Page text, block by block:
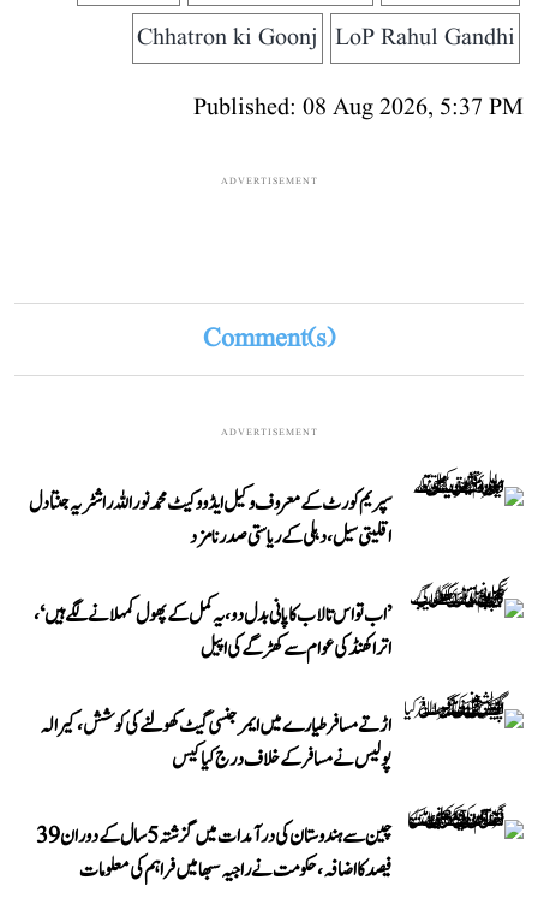
LoP Rahul Gandhi
Chhatron ki Goonj
Published: 08 Aug 2026, 5:37 PM
ADVERTISEMENT
Comment(s)
ADVERTISEMENT
سپریم کورٹ کے معروف وکیل ایڈووکیٹ محمد نور اللہ راشٹریہ جنتا دل
اقلیتی سیل، دہلی کے ریاستی صدر نامزد
’اب تو اس تالاب کا پانی بدل دو، یہ کمل کے پھول کمہلانے لگے ہیں‘،
اتراکھنڈ کی عوام سے کھڑگے کی اپیل
اڑتے مسافر طیارے میں ایمرجنسی گیٹ کھولنے کی کوشش، کیرالہ
پولیس نے مسافر کے خلاف درج کیا کیس
چین سے ہندوستان کی درآمدات میں گزشتہ 5 سال کے دوران 39
فیصد کا اضافہ، حکومت نے راجیہ سبھا میں فراہم کی معلومات